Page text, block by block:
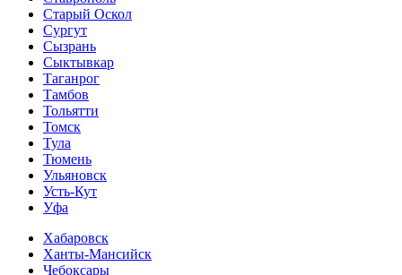
Старый Оскол
Сургут
Сызрань
Сыктывкар
Таганрог
Тамбов
Тольятти
Томск
Тула
Тюмень
Ульяновск
Усть-Кут
Уфа
Хабаровск
Ханты-Мансийск
Чебоксары